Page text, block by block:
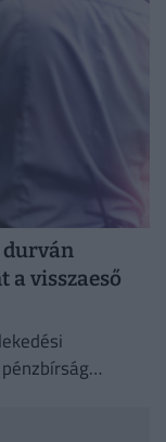
durván
a visszaeső